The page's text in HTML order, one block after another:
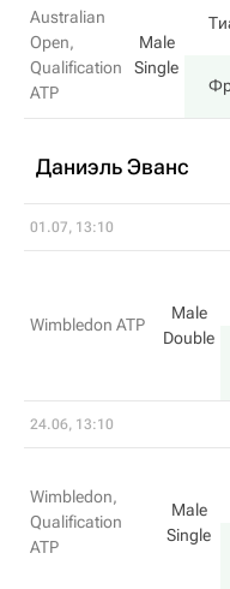
Australian
Open,
Qualification
ATP
Male
Single
Даниэль Эванс
01.07, 13:10
Wimbledon ATP
Male
Double
24.06, 13:10
Wimbledon,
Qualification
ATP
Male
Single